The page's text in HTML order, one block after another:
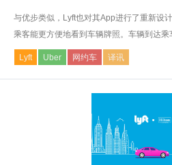
与优步类似，Lyft也对其App进行了重新设
乘客能更方便地看到车辆牌照。车辆到达
Lyft Uber 网约车 译讯